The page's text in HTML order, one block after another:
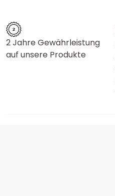
2 Jahre Gewährleistung
auf unsere Produkte